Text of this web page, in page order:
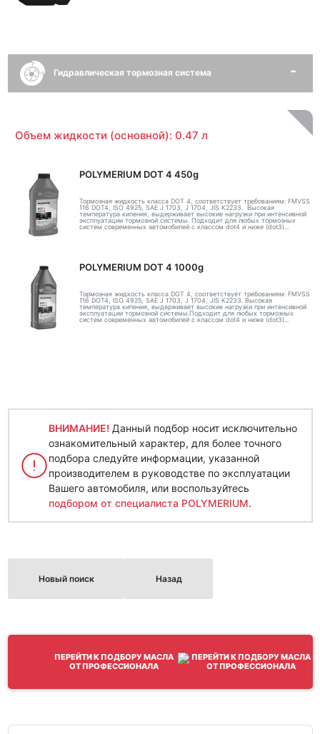
Гидравлическая тормозная система
Объем жидкости (основной): 0.47 л
POLYMERIUM DOT 4 450g
Тормозная жидкость класса DOT 4, соответствует требованиям: FMVSS
116 DOT4, ISO 4925, SAE J 1703, J 1704, JIS K2233. Высокая
температура кипения, выдерживает высокие нагрузки при интенсивной
эксплуатации тормозной системы. Подходит для любых тормозных
систем современных автомобилей с классом dot4 и ниже (dot3)...
POLYMERIUM DOT 4 1000g
Тормозная жидкость класса DOT 4, соответствует требованиям: FMVSS
116 DOT4, ISO 4925, SAE J 1703, J 1704, JIS K2233. Высокая
температура кипения, выдерживает высокие нагрузки при интенсивной
эксплуатации тормозной системы.Подходит для любых тормозных
систем современных автомобилей с классом dot4 и ниже (dot3)...
ВНИМАНИЕ! Данный подбор носит исключительно
ознакомительный характер, для более точного
подбора следуйте информации, указанной
производителем в руководстве по эксплуатации
Вашего автомобиля, или воспользуйтесь
подбором от специалиста POLYMERIUM.
Новый поиск Назад
ПЕРЕЙТИ К ПОДБОРУ МАСЛА
ОТ ПРОФЕССИОНАЛА